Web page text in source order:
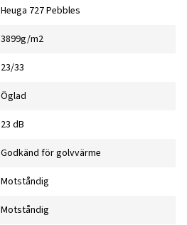
Heuga 727 Pebbles
3899g/m2
23/33
Öglad
23 dB
Godkänd för golvvärme
Motståndig
Motståndig